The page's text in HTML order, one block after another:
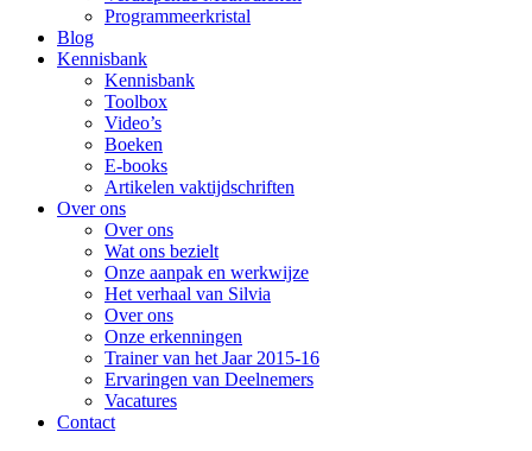
Programmeerkristal
Blog
Kennisbank
Kennisbank
Toolbox
Video’s
Boeken
E-books
Artikelen vaktijdschriften
Over ons
Over ons
Wat ons bezielt
Onze aanpak en werkwijze
Het verhaal van Silvia
Over ons
Onze erkenningen
Trainer van het Jaar 2015-16
Ervaringen van Deelnemers
Vacatures
Contact